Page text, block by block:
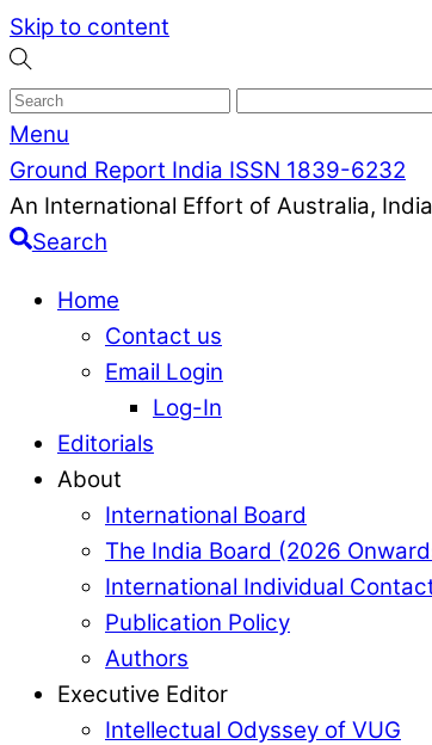
Skip to content
Menu
Ground Report India ISSN 1839-6232
An International Effort of Australia,
Search
Home
Contact us
Email Login
Log-In
Editorials
About
International Board
The India Board (2026
International Individual
Publication Policy
Authors
Executive Editor
Intellectual Odyssey of VUG